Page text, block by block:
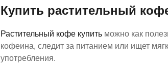
Купить растительный
Растительный кофе купить можно как
кофеина, следит за питанием или ищет
употребления.